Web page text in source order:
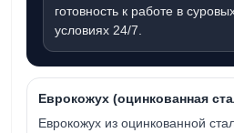
готовность к работе в
условиях 24/7.
Еврокожух (оцинкованная
Еврокожух из оцинкованной